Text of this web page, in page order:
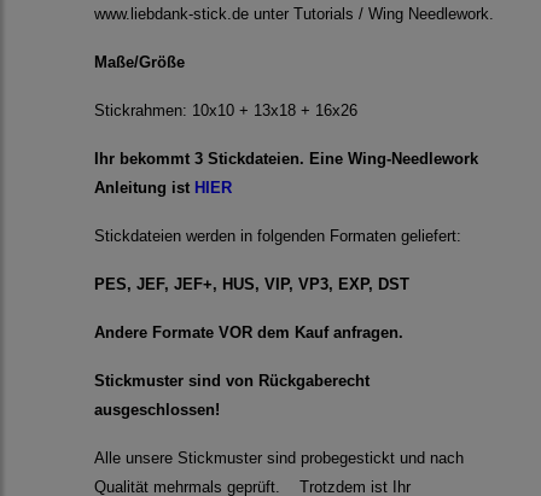
www.liebdank-stick.de unter Tutorials / Wing Needlework.
Maße/Größe
Stickrahmen: 10x10 + 13x18 + 16x26
Ihr bekommt 3 Stickdateien. Eine Wing-Needlework
Anleitung ist HIER
Stickdateien werden in folgenden Formaten geliefert:
PES, JEF, JEF+, HUS, VIP, VP3, EXP, DST
Andere Formate VOR dem Kauf anfragen.
Stickmuster sind von Rückgaberecht
ausgeschlossen!
Alle unsere Stickmuster sind probegestickt und nach
Qualität mehrmals geprüft. Trotzdem ist Ihr